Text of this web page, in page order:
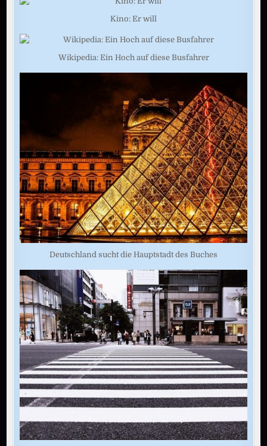
Kino: Er will
Wikipedia: Ein Hoch auf diese Busfahrer
Deutschland sucht die Hauptstadt des Buches